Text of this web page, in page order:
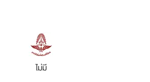
ไม่มี